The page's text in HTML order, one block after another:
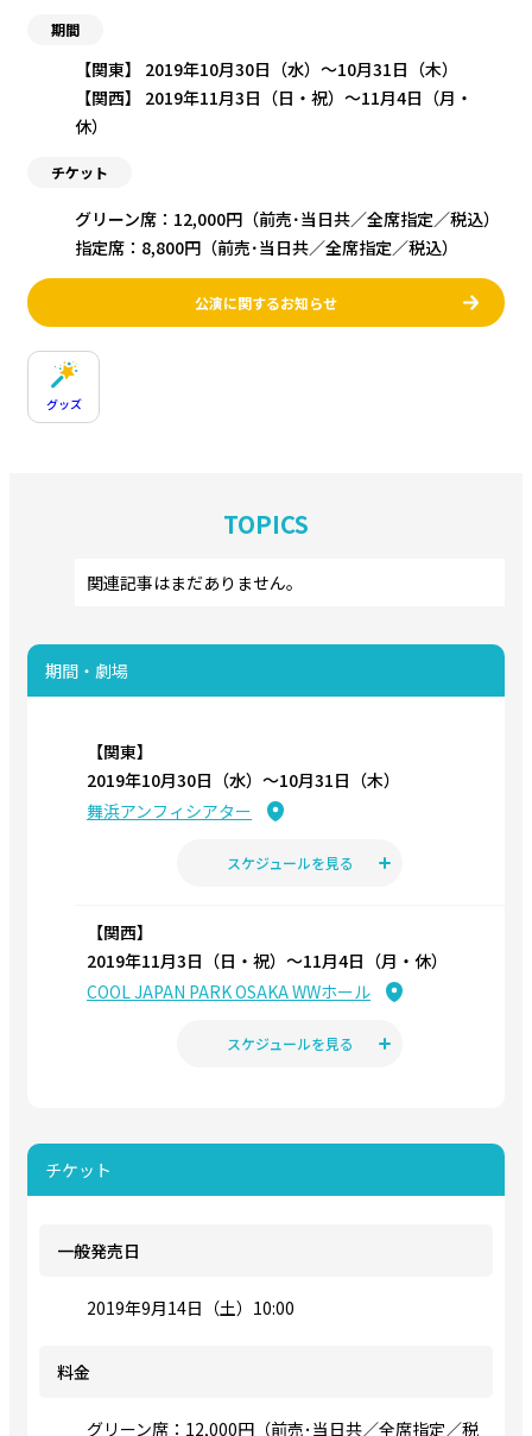
期間
【関東】 2019年10月30日（水）〜10月31日（木）
【関西】 2019年11月3日（日・祝）〜11月4日（月・
休）
チケット
グリーン席：12,000円（前売･当日共／全席指定／税込）
指定席：8,800円（前売･当日共／全席指定／税込）
公演に関するお知らせ
グッズ
TOPICS
関連記事はまだありません。
期間・劇場
【関東】
2019年10月30日（水）〜10月31日（木）
舞浜アンフィシアター
スケジュールを見る
【関西】
2019年11月3日（日・祝）〜11月4日（月・休）
COOL JAPAN PARK OSAKA WWホール
スケジュールを見る
チケット
一般発売日
2019年9月14日（土）10:00
料金
グリーン席：12,000円（前売･当日共／全席指定／税